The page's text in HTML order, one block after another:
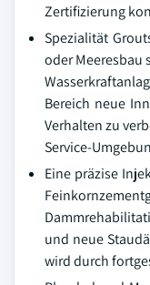
Zertifizierung
Spezialität
oder Meeresbau
Bereich neue
Verhalten zu
Service-
Eine präzise
und neue
wird durch